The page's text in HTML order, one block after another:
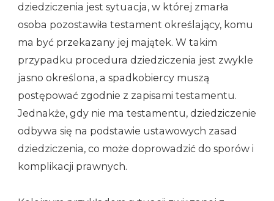
dziedziczenia jest sytuacja, w której zmarła
osoba pozostawiła testament określający, komu
ma być przekazany jej majątek. W takim
przypadku procedura dziedziczenia jest zwykle
jasno określona, a spadkobiercy muszą
postępować zgodnie z zapisami testamentu.
Jednakże, gdy nie ma testamentu, dziedziczenie
odbywa się na podstawie ustawowych zasad
dziedziczenia, co może doprowadzić do sporów i
komplikacji prawnych.